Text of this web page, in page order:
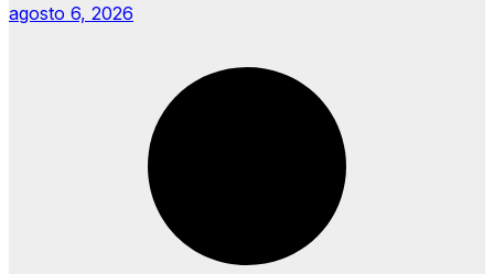
agosto 6, 2026